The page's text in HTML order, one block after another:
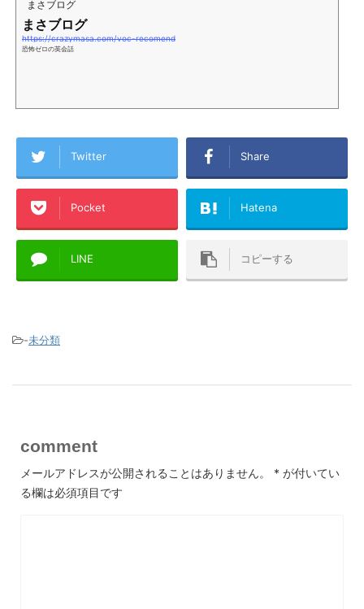
まさブログ
まさブログ
https://crazymasa.com/voc-recomend
恐怖ゼロの英会話
Twitter Share
Pocket Hatena
LINE コピーする
-未分類
comment
メールアドレスが公開されることはありません。 * が付いてい
る欄は必須項目です